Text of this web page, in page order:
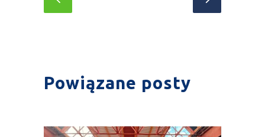
Powiązane posty